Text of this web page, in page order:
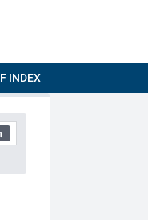
F INDEX